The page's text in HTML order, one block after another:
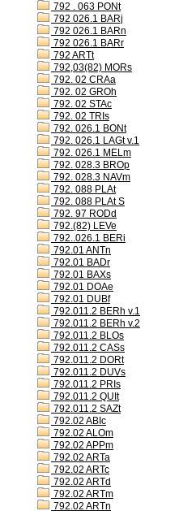
792 . 063 PONt
792 026.1 BARj
792 026.1 BARn
792 026.1 BARr
792 ARTt
792,03(82) MORs
792. 02 CRAa
792. 02 GROh
792. 02 STAc
792. 02 TRIs
792. 026.1 BONt
792. 026.1 LAGt v.1
792. 026.1 MELm
792. 028.3 BROp
792. 028.3 NAVm
792. 088 PLAt
792. 088 PLAt S
792. 97 RODd
792.(82) LEVe
792..026.1 BERi
792.01 ANTn
792.01 BADr
792.01 BAXs
792.01 DOAe
792.01 DUBf
792.011.2 BERh v.1
792.011.2 BERh v.2
792.011.2 BLOs
792.011.2 CASs
792.011.2 DORt
792.011.2 DUVs
792.011.2 PRIs
792.011.2 QUIt
792.011.2 SAZt
792.02 ABIc
792.02 ALOm
792.02 APPm
792.02 ARTa
792.02 ARTc
792.02 ARTd
792.02 ARTm
792.02 ARTn